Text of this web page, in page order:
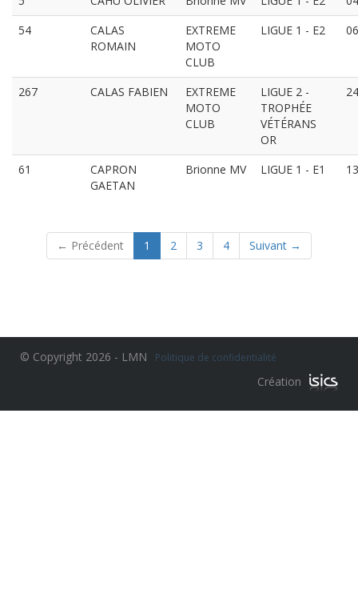
54
CALAS
ROMAIN
EXTREME
MOTO
CLUB
LIGUE 1 - E2
267 CALAS FABIEN
EXTREME
MOTO
CLUB
LIGUE 2 -
TROPHÉE
VÉTÉRANS
OR
61
CAPRON
GAETAN
Brionne MV LIGUE 1 - E1
← Précédent 1 (current)
2 3 4 Suivant →
© Copyright 2026 - LMN Politique de confidentialité
Création